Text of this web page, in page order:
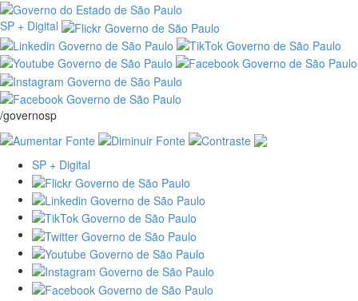
SP + Digital
/governosp
SP + Digital